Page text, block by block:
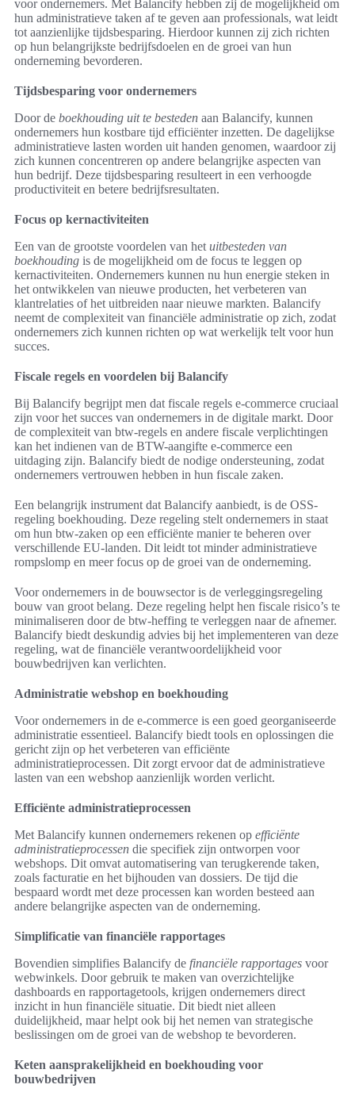
voor ondernemers. Met Balancify hebben zij de mogelijkheid om
hun administratieve taken af te geven aan professionals, wat leidt
tot aanzienlijke tijdsbesparing. Hierdoor kunnen zij zich richten
op hun belangrijkste bedrijfsdoelen en de groei van hun
onderneming bevorderen.
Tijdsbesparing voor ondernemers
Door de boekhouding uit te besteden aan Balancify, kunnen
ondernemers hun kostbare tijd efficiënter inzetten. De dagelijkse
administratieve lasten worden uit handen genomen, waardoor zij
zich kunnen concentreren op andere belangrijke aspecten van
hun bedrijf. Deze tijdsbesparing resulteert in een verhoogde
productiviteit en betere bedrijfsresultaten.
Focus op kernactiviteiten
Een van de grootste voordelen van het uitbesteden van
boekhouding is de mogelijkheid om de focus te leggen op
kernactiviteiten. Ondernemers kunnen nu hun energie steken in
het ontwikkelen van nieuwe producten, het verbeteren van
klantrelaties of het uitbreiden naar nieuwe markten. Balancify
neemt de complexiteit van financiële administratie op zich, zodat
ondernemers zich kunnen richten op wat werkelijk telt voor hun
succes.
Fiscale regels en voordelen bij Balancify
Bij Balancify begrijpt men dat fiscale regels e-commerce cruciaal
zijn voor het succes van ondernemers in de digitale markt. Door
de complexiteit van btw-regels en andere fiscale verplichtingen
kan het indienen van de BTW-aangifte e-commerce een
uitdaging zijn. Balancify biedt de nodige ondersteuning, zodat
ondernemers vertrouwen hebben in hun fiscale zaken.
Een belangrijk instrument dat Balancify aanbiedt, is de OSS-
regeling boekhouding. Deze regeling stelt ondernemers in staat
om hun btw-zaken op een efficiënte manier te beheren over
verschillende EU-landen. Dit leidt tot minder administratieve
rompslomp en meer focus op de groei van de onderneming.
Voor ondernemers in de bouwsector is de verleggingsregeling
bouw van groot belang. Deze regeling helpt hen fiscale risico’s te
minimaliseren door de btw-heffing te verleggen naar de afnemer.
Balancify biedt deskundig advies bij het implementeren van deze
regeling, wat de financiële verantwoordelijkheid voor
bouwbedrijven kan verlichten.
Administratie webshop en boekhouding
Voor ondernemers in de e-commerce is een goed georganiseerde
administratie essentieel. Balancify biedt tools en oplossingen die
gericht zijn op het verbeteren van efficiënte
administratieprocessen. Dit zorgt ervoor dat de administratieve
lasten van een webshop aanzienlijk worden verlicht.
Efficiënte administratieprocessen
Met Balancify kunnen ondernemers rekenen op efficiënte
administratieprocessen die specifiek zijn ontworpen voor
webshops. Dit omvat automatisering van terugkerende taken,
zoals facturatie en het bijhouden van dossiers. De tijd die
bespaard wordt met deze processen kan worden besteed aan
andere belangrijke aspecten van de onderneming.
Simplificatie van financiële rapportages
Bovendien simplifies Balancify de financiële rapportages voor
webwinkels. Door gebruik te maken van overzichtelijke
dashboards en rapportagetools, krijgen ondernemers direct
inzicht in hun financiële situatie. Dit biedt niet alleen
duidelijkheid, maar helpt ook bij het nemen van strategische
beslissingen om de groei van de webshop te bevorderen.
Keten aansprakelijkheid en boekhouding voor
bouwbedrijven